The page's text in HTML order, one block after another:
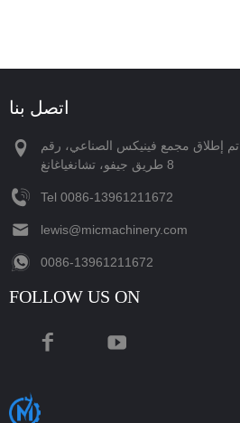
اتصل بنا
المبنى رقم 7 رقم 16 رقم 22 تم إطلاق مجمع فينيكس الصناعي، رقم
8 طريق جيفو، تشانغياغانغ
Tel ‪0086-13961211672‬
lewis@micmachinery.com
‪0086-13961211672‬
FOLLOW US ON